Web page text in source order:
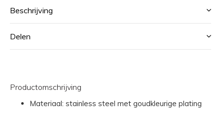
Beschrijving
Delen
Productomschrijving
Materiaal: stainless steel met goudkleurige plating